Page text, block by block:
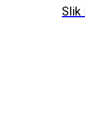
Slik